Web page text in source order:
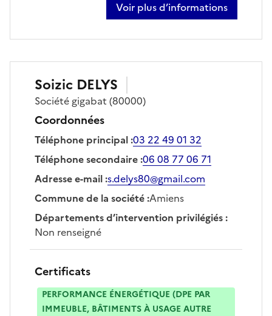
Voir plus d’informations
sur charlotte clor
Soizic DELYS
Société gigabat (80000)
Coordonnées
Téléphone principal:03 22 49 01 32
Téléphone secondaire:06 08 77 06 71
Adresse e-mail:s.delys80@gmail.com
Commune de la société:Amiens
Départements d’intervention privilégiés:
Non renseigné
Certificats
PERFORMANCE ÉNERGÉTIQUE (DPE PAR
IMMEUBLE, BÂTIMENTS À USAGE AUTRE